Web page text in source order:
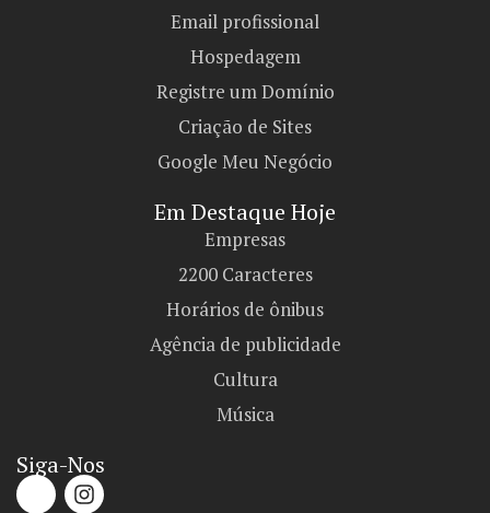
Email profissional
Hospedagem
Registre um Domínio
Criação de Sites
Google Meu Negócio
Em Destaque Hoje
Empresas
2200 Caracteres
Horários de ônibus
Agência de publicidade
Cultura
Música
Siga-Nos